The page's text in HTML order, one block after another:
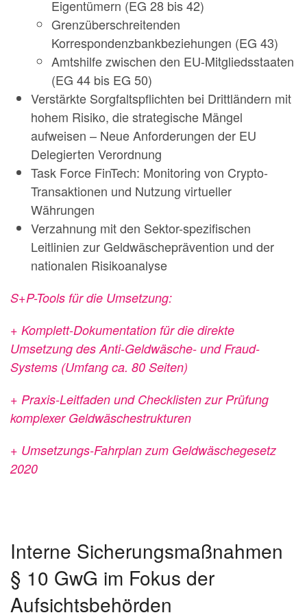
Eigentümern (EG 28 bis 42)
Grenzüberschreitenden
Korrespondenzbankbeziehungen (EG 43)
Amtshilfe zwischen den EU-Mitgliedsstaaten
(EG 44 bis EG 50)
Verstärkte Sorgfaltspflichten bei Drittländern mit
hohem Risiko, die strategische Mängel
aufweisen – Neue Anforderungen der EU
Delegierten Verordnung
Task Force FinTech: Monitoring von Crypto-
Transaktionen und Nutzung virtueller
Währungen
Verzahnung mit den Sektor-spezifischen
Leitlinien zur Geldwäscheprävention und der
nationalen Risikoanalyse
S+P-Tools für die Umsetzung:
+ Komplett-Dokumentation für die direkte
Umsetzung des Anti-Geldwäsche- und Fraud-
Systems (Umfang ca. 80 Seiten)
+ Praxis-Leitfaden und Checklisten zur Prüfung
komplexer Geldwäschestrukturen
+ Umsetzungs-Fahrplan zum Geldwäschegesetz
2020
Interne Sicherungsmaßnahmen
§ 10 GwG im Fokus der
Aufsichtsbehörden